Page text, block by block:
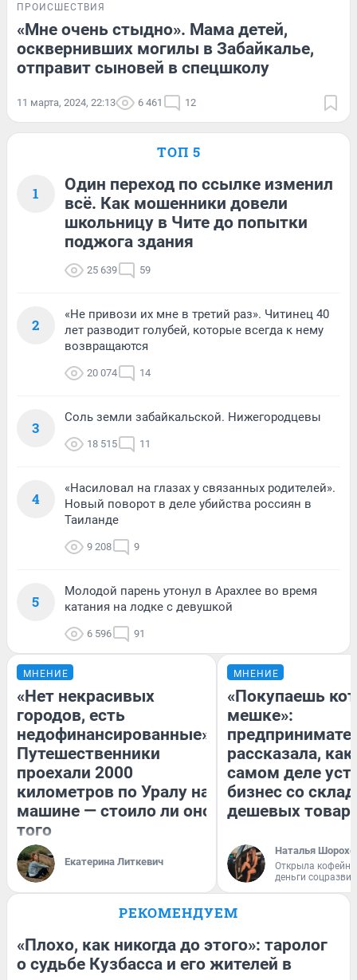
ПРОИСШЕСТВИЯ
«Мне очень стыдно». Мама детей,
осквернивших могилы в Забайкалье,
отправит сыновей в спецшколу
11 марта, 2024, 22:13 6 461 12
ТОП 5
1
Один переход по ссылке изменил
всё. Как мошенники довели
школьницу в Чите до попытки
поджога здания
25 639 59
2
«Не привози их мне в третий раз». Читинец 40
лет разводит голубей, которые всегда к нему
возвращаются
20 074 14
3
Соль земли забайкальской. Нижегородцевы
18 515 11
4
«Насиловал на глазах у связанных родителей».
Новый поворот в деле убийства россиян в
Таиланде
9 208 9
5
Молодой парень утонул в Арахлее во время
катания на лодке с девушкой
6 596 91
МНЕНИЕ
«Нет некрасивых
городов, есть
недофинансированные».
Путешественники
проехали 2000
километров по Уралу на
машине — стоило ли оно
того
Екатерина Литкевич
МНЕНИЕ
«Покупаешь
мешке»:
рассказала, как
самом деле
бизнес со
дешевых
Наталья
Открыла
деньги
РЕКОМЕНДУЕМ
«Плохо, как никогда до этого»: таролог
о судьбе Кузбасса и его жителей в